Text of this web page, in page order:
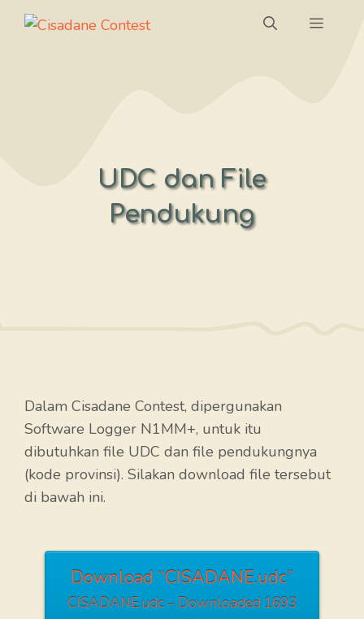
Skip
Menu
UDC dan File
Pendukung
Dalam Cisadane Contest, dipergunakan
Software Logger N1MM+, untuk itu
dibutuhkan file UDC dan file pendukungnya
(kode provinsi). Silakan download file tersebut
di bawah ini.
Download “CISADANE.udc”
CISADANE.udc – Downloaded 1693